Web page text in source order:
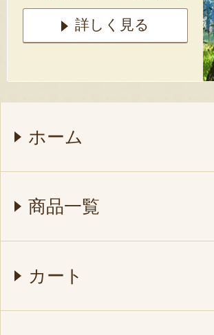
詳しく見る
ホーム
商品一覧
カート